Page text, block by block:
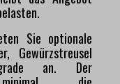
Sie optionale
Gewürzstreusel
an. Der